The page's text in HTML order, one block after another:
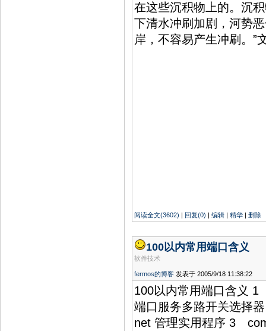
在这些沉积物上的。沉
下清水冲刷加剧，河势
岸，不容易产生冲刷。”
阅读全文(3602) | 回复(0) | 编辑 | 精华 | 删除
100以内常用端口含义
软件技术
fermos的博客 发表于 2005/9/18 11:38:22
100以内常用端口含义
端口服务多路开关选
net 管理实用程序 3